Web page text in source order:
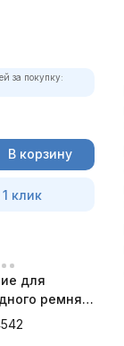
за покупку:
В корзину
клик
для
ремня